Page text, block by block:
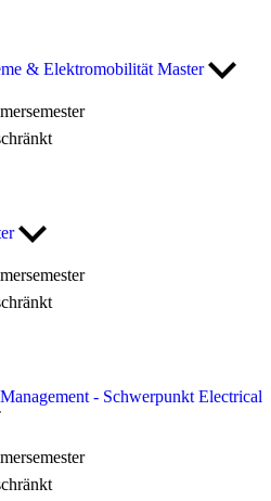
& Elektromobilität Master
- Schwerpunkt Electrical